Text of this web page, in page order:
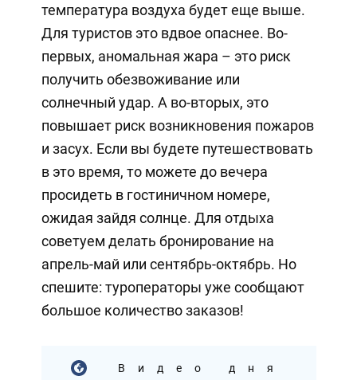
температура воздуха будет еще выше.
Для туристов это вдвое опаснее. Во-
первых, аномальная жара – это риск
получить обезвоживание или
солнечный удар. А во-вторых, это
повышает риск возникновения пожаров
и засух. Если вы будете путешествовать
в это время, то можете до вечера
просидеть в гостиничном номере,
ожидая зайдя солнце. Для отдыха
советуем делать бронирование на
апрель-май или сентябрь-октябрь. Но
спешите: туроператоры уже сообщают
большое количество заказов!
Видео дня